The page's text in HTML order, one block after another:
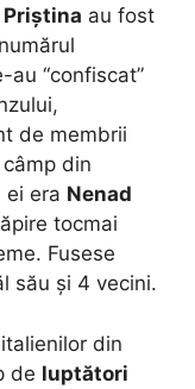
Priștina au fost
“confiscat”
de membrii
din
ei era Nenad
tocmai
Fusese
său și 4 vecini.
din
de luptători